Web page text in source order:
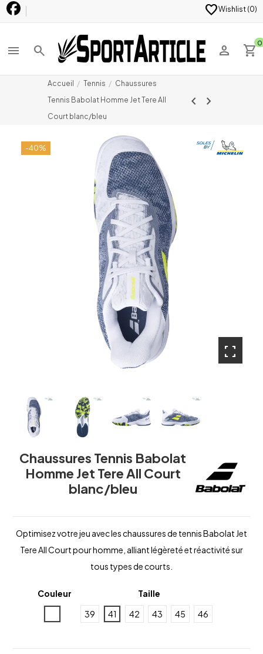
favoriteWishlist (0)
menu search person shopping_cart0
Accueil Tennis
Chaussures
Tennis Babolat Homme Jet Tere All
Court blanc/bleu
chevron_left chevron_right
-40%
fullscreen
fullscreen
fullscreen
fullscreen
Chaussures Tennis Babolat
Homme Jet Tere All Court
blanc/bleu
Optimisez votre jeu avec les chaussures de tennis Babolat Jet
Tere All Court pour homme, alliant légèreté et réactivité sur
tous types de courts.
Couleur
Taille
39
41 42 43 45 46